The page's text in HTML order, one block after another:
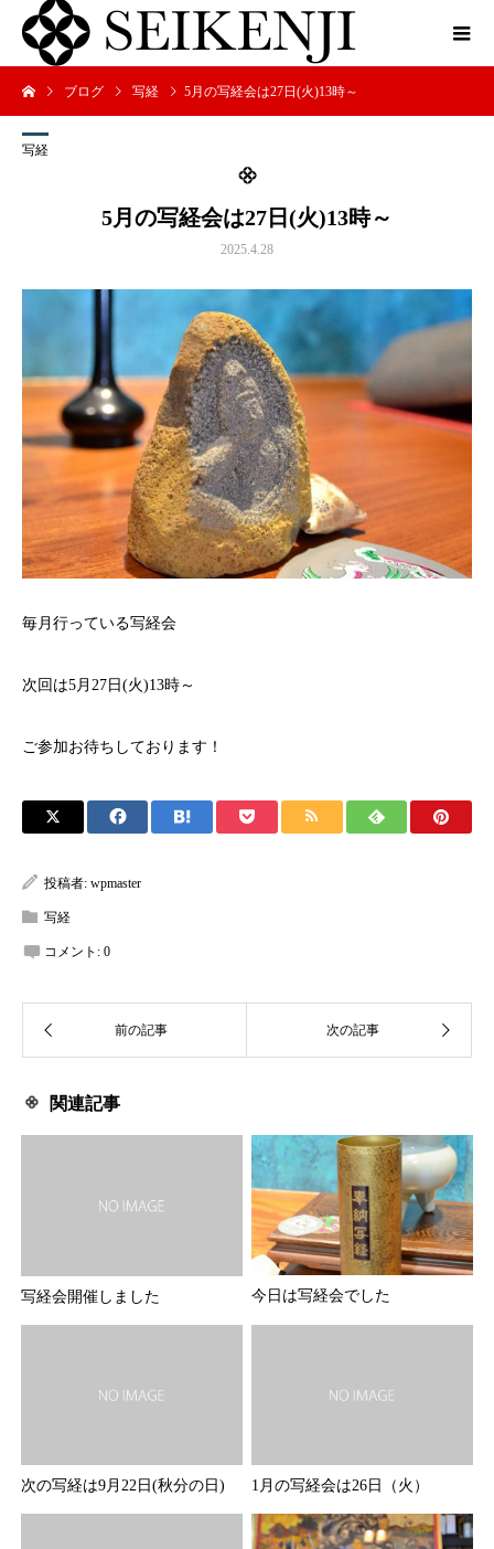
ブログ 写経 5月の写経会は27日(火)13時～
写経
5月の写経会は27日(火)13時～
2025.4.28
毎月行っている写経会
次回は5月27日(火)13時～
ご参加お待ちしております！
投稿者: wpmaster
写経
コメント: 0
関連記事
写経会開催しました 今日は写経会でした
次の写経は9月22日(秋分の日) 1月の写経会は26日（火）